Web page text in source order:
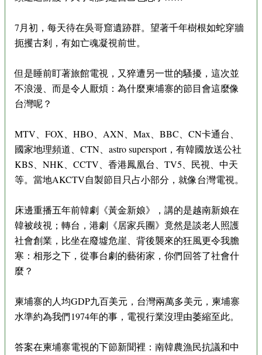
7月初，每天待在吳哥窟遺跡群。望著千年樹根如蛇穿牆
扼攫古剎，有如亡魂凝視前世。
但是睡前盯著旅館電視，又猝遭另一世的騷擾，這次並
不浪漫、而是令人厭煩：為什麼柬埔寨的節目會這麼像
台灣呢？
MTV、FOX、HBO、AXN、Max、BBC、CN卡通台、
國家地理頻道、CTN、astro supersport，有韓國放送公社
KBS、NHK、CCTV、香港鳳凰台、TV5、民視、中天
等。當地AKCTV自製節目只占小部分，就像台灣電視。
床邊重播五年前韓劇《黃金新娘》，講的是越南新娘在
韓被歧視；轉台，港劇《居家兵團》竟然是談老人照護
社會創業，比坐在廢墟危崖、背後襲來的狂風更令我膽
寒：相形之下，從事台劇的藝術家，你們回答了社會什
麼？
柬埔寨的人均GDP九百美元，台灣兩萬多美元，柬埔寨
水準約為我們1974年的事，電視行業沒理由萎縮至此。
答案在柬埔寨電視的下節新聞裡：南韓農漁民抗議和中